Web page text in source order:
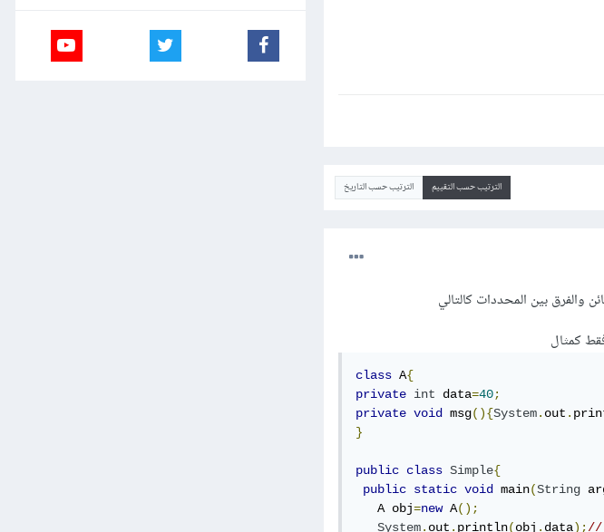
الترتيب حسب التقييم الترتيب حسب التاريخ
بين المحددات كالتالي
class A{
private int data=40;
private void msg(){System. out .
}
public class Simple{
public static void main(String
   A obj
=new A();
System. out . println(obj . data);